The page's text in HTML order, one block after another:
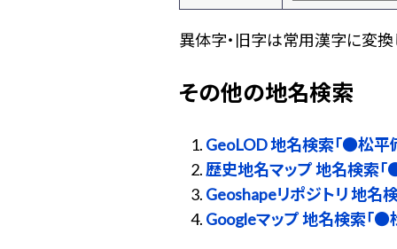
異体字・旧字は常用漢字に変
その他の地名検索
GeoLOD 地名検索「●松平
歴史地名マップ 地名検索
Geoshapeリポジトリ 地名
Googleマップ 地名検索「●